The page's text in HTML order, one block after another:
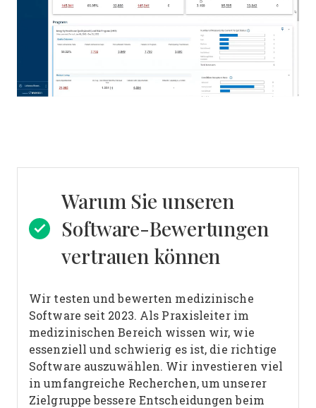
Warum Sie unseren
Software-Bewertungen
vertrauen können
Wir testen und bewerten medizinische
Software seit 2023. Als Praxisleiter im
medizinischen Bereich wissen wir, wie
essenziell und schwierig es ist, die richtige
Software auszuwählen. Wir investieren viel
in umfangreiche Recherchen, um unserer
Zielgruppe bessere Entscheidungen beim